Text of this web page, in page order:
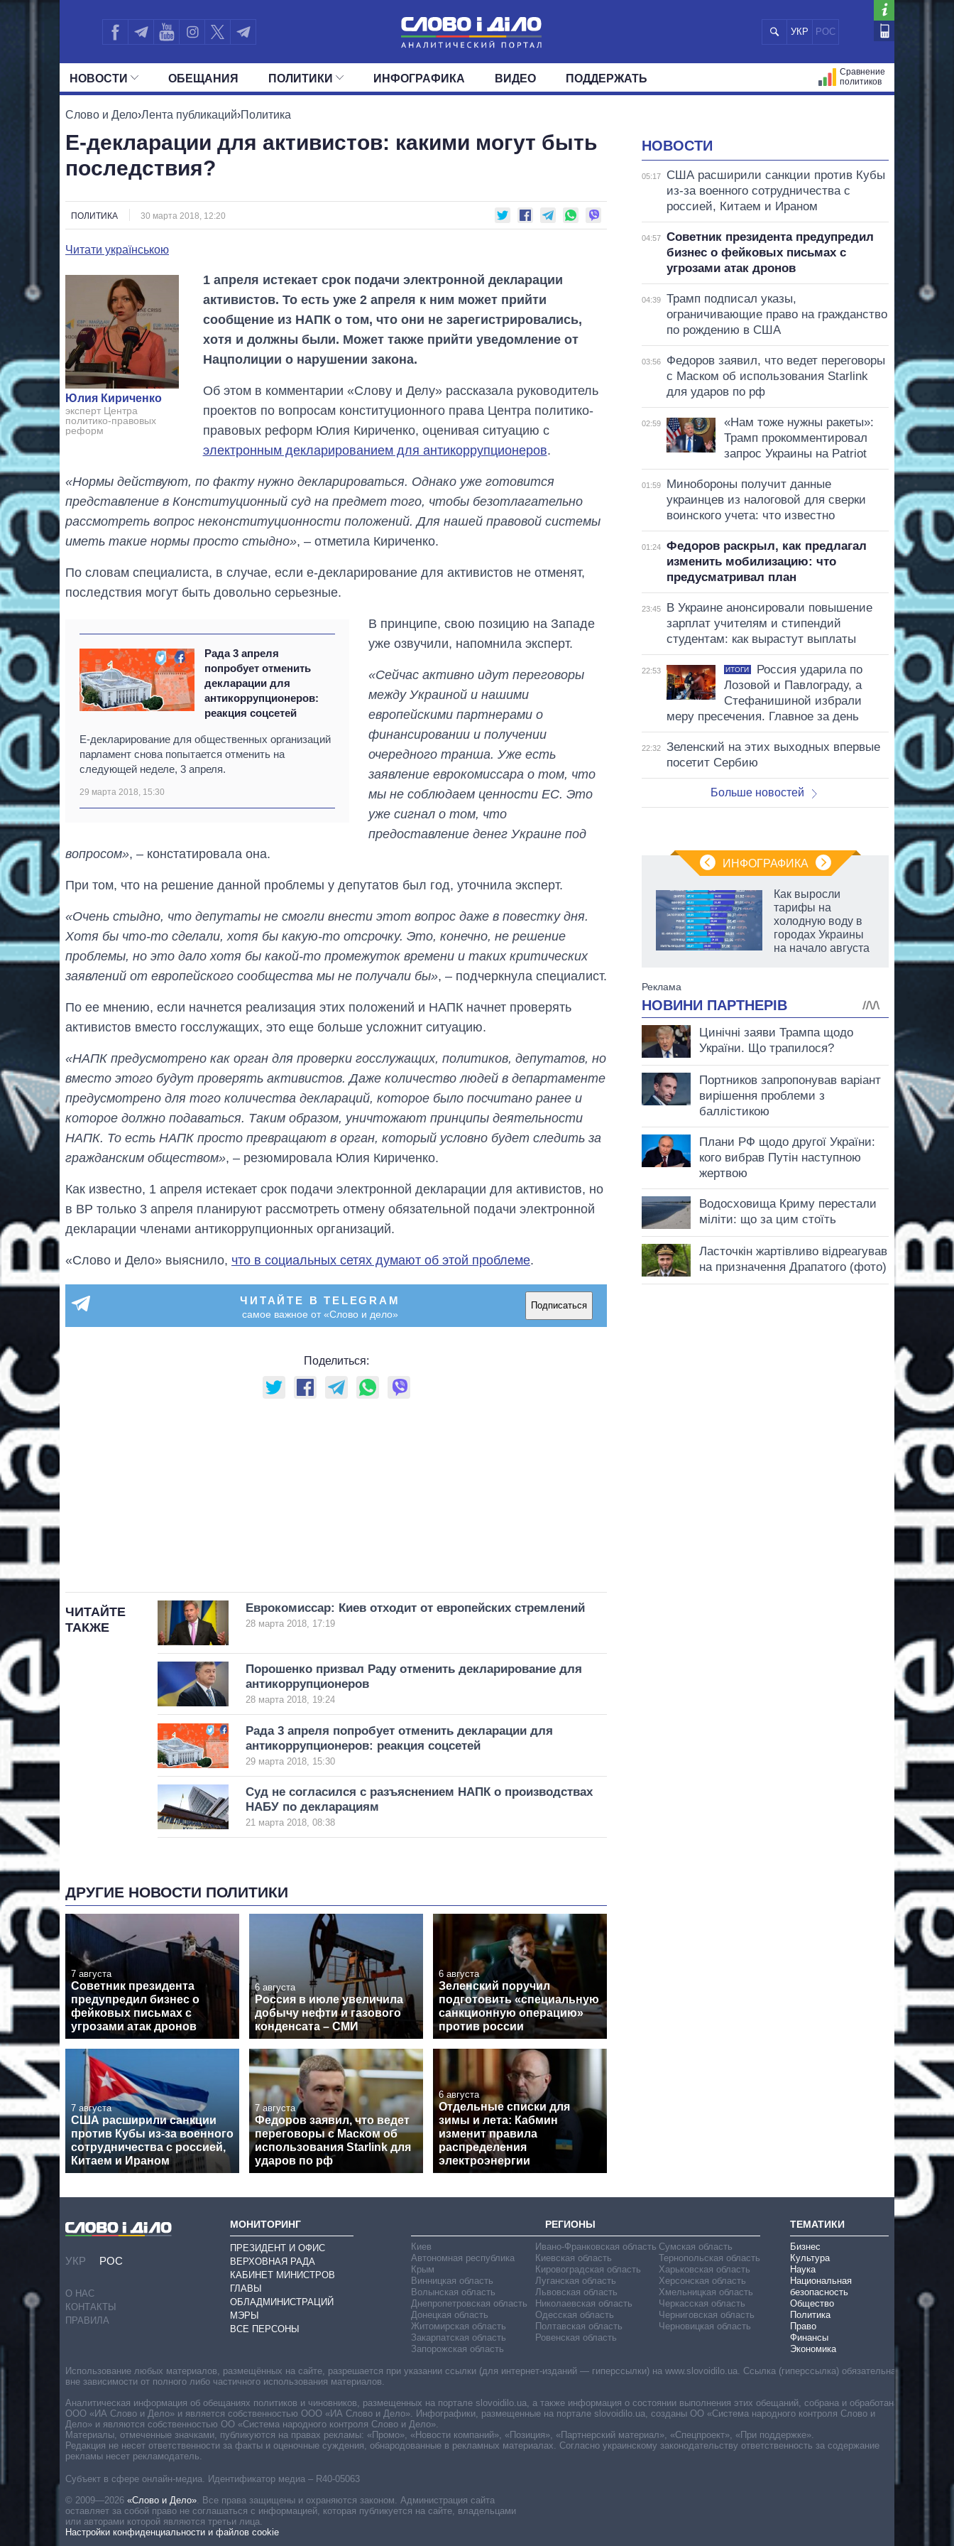
УКР РОС
НОВОСТИ
ПОЛИТИКА ЭКОНОМИКА ОБЩЕСТВО МИР
ОБЕЩАНИЯ ПОЛИТИКИ
ВСЕ ПОЛИТИКИ ПРЕЗИДЕНТ И ОФИС
ДЕПУТАТЫ КОМИТЕТЫ ФРАКЦИИ ОКРУГА
ИНФОГРАФИКА ВИДЕО ПОДДЕРЖАТЬ
Сравнение
политиков
Слово и Дело›Лента публикаций›Политика
Е-декларации для активистов: какими могут быть
последствия?
ПОЛИТИКА 30 марта 2018, 12:20
Читати українською
Юлия Кириченко
эксперт Центра
политико-правовых
реформ
1 апреля истекает срок подачи электронной декларации
активистов. То есть уже 2 апреля к ним может прийти
сообщение из НАПК о том, что они не зарегистрировались,
хотя и должны были. Может также прийти уведомление от
Нацполиции о нарушении закона.
Об этом в комментарии «Слову и Делу» рассказала руководитель
проектов по вопросам конституционного права Центра политико-
правовых реформ Юлия Кириченко, оценивая ситуацию с
электронным декларированием для антикоррупционеров.
«Нормы действуют, по факту нужно декларироваться. Однако уже готовится
представление в Конституционный суд на предмет того, чтобы безотлагательно
рассмотреть вопрос неконституционности положений. Для нашей правовой системы
иметь такие нормы просто стыдно», – отметила Кириченко.
По словам специалиста, в случае, если е-декларирование для активистов не отменят,
последствия могут быть довольно серьезные.
Рада 3 апреля
попробует отменить
декларации для
антикоррупционеров:
реакция соцсетей
Е-декларирование для общественных организаций
парламент снова попытается отменить на
следующей неделе, 3 апреля.
29 марта 2018, 15:30
В принципе, свою позицию на Западе
уже озвучили, напомнила эксперт.
«Сейчас активно идут переговоры
между Украиной и нашими
европейскими партнерами о
финансировании и получении
очередного транша. Уже есть
заявление еврокомиссара о том, что
мы не соблюдаем ценности ЕС. Это
уже сигнал о том, что
предоставление денег Украине под
вопросом», – констатировала она.
При том, что на решение данной проблемы у депутатов был год, уточнила эксперт.
«Очень стыдно, что депутаты не смогли внести этот вопрос даже в повестку дня.
Хотя бы что-то сделали, хотя бы какую-то отсрочку. Это, конечно, не решение
проблемы, но это дало хотя бы какой-то промежуток времени и таких критических
заявлений от европейского сообщества мы не получали бы», – подчеркнула специалист.
По ее мнению, если начнется реализация этих положений и НАПК начнет проверять
активистов вместо госслужащих, это еще больше усложнит ситуацию.
«НАПК предусмотрено как орган для проверки госслужащих, политиков, депутатов, но
вместо этого будут проверять активистов. Даже количество людей в департаменте
предусмотрено для того количества деклараций, которое было посчитано ранее и
которое должно подаваться. Таким образом, уничтожают принципы деятельности
НАПК. То есть НАПК просто превращают в орган, который условно будет следить за
гражданским обществом», – резюмировала Юлия Кириченко.
Как известно, 1 апреля истекает срок подачи электронной декларации для активистов, но
в ВР только 3 апреля планируют рассмотреть отмену обязательной подачи электронной
декларации членами антикоррупционных организаций.
«Слово и Дело» выяснило, что в социальных сетях думают об этой проблеме.
ЧИТАЙТЕ В TELEGRAM
самое важное от «Слово и дело»
Подписаться
Поделиться:
ЧИТАЙТЕ
ТАКЖЕ
Еврокомиссар: Киев отходит от европейских стремлений
28 марта 2018, 17:19
Порошенко призвал Раду отменить декларирование для
антикоррупционеров
28 марта 2018, 19:24
Рада 3 апреля попробует отменить декларации для
антикоррупционеров: реакция соцсетей
29 марта 2018, 15:30
Cуд не согласился с разъяснением НАПК о производствах
НАБУ по декларациям
21 марта 2018, 08:38
ДРУГИЕ НОВОСТИ ПОЛИТИКИ
7 августа
Советник президента
предупредил бизнес о
фейковых письмах с
угрозами атак дронов
6 августа
Россия в июле увеличила
добычу нефти и газового
конденсата – СМИ
6 августа
Зеленский поручил
подготовить «специальную
санкционную операцию»
против россии
7 августа
США расширили санкции
против Кубы из-за военного
сотрудничества с россией,
Китаем и Ираном
7 августа
Федоров заявил, что ведет
переговоры с Маском об
использования Starlink для
ударов по рф
6 августа
Отдельные списки для
зимы и лета: Кабмин
изменит правила
распределения
электроэнергии
НОВОСТИ
05:17
США расширили санкции против Кубы
из-за военного сотрудничества с
россией, Китаем и Ираном
04:57
Советник президента предупредил
бизнес о фейковых письмах с
угрозами атак дронов
04:39
Трамп подписал указы,
ограничивающие право на гражданство
по рождению в США
03:56
Федоров заявил, что ведет переговоры
с Маском об использования Starlink
для ударов по рф
02:59
«Нам тоже нужны ракеты»:
Трамп прокомментировал
запрос Украины на Patriot
01:59
Минобороны получит данные
украинцев из налоговой для сверки
воинского учета: что известно
01:24
Федоров раскрыл, как предлагал
изменить мобилизацию: что
предусматривал план
23:45
В Украине анонсировали повышение
зарплат учителям и стипендий
студентам: как вырастут выплаты
22:53 ИТОГИ
Россия ударила по
Лозовой и Павлограду, а
Стефанишиной избрали
меру пресечения. Главное за день
22:32
Зеленский на этих выходных впервые
посетит Сербию
Больше новостей
ИНФОГРАФИКА
Как за 10 лет
количество
поступающих в
магистратуру и
аспирантуру
Как выросли
тарифы на
холодную воду в
городах Украины
на начало августа
УКР РОС
О НАС
КОНТАКТЫ
ПРАВИЛА
МОНИТОРИНГ
ПРЕЗИДЕНТ И ОФИС
ВЕРХОВНАЯ РАДА
КАБИНЕТ МИНИСТРОВ
ГЛАВЫ
ОБЛАДМИНИСТРАЦИЙ
МЭРЫ
ВСЕ ПЕРСОНЫ
РЕГИОНЫ
Киев
Автономная республика
Крым
Винницкая область
Волынская область
Днепропетровская область
Донецкая область
Житомирская область
Закарпатская область
Запорожская область
Ивано-Франковская область
Киевская область
Кировоградская область
Луганская область
Львовская область
Николаевская область
Одесская область
Полтавская область
Ровенская область
Сумская область
Тернопольская область
Харьковская область
Херсонская область
Хмельницкая область
Черкасская область
Черниговская область
Черновицкая область
ТЕМАТИКИ
Бизнес
Культура
Наука
Национальная
безопасность
Общество
Политика
Право
Финансы
Экономика
Субъект в сфере онлайн-медиа. Идентификатор медиа – R40-05063
© 2009—2026 «Слово и Дело». Все права защищены и охраняются законом. Администрация сайта
оставляет за собой право не соглашаться с информацией, которая публикуется на сайте, владельцами
или авторами которой являются третьи лица.
Настройки конфиденциальности и файлов cookie
Использование любых материалов, размещённых на сайте, разрешается при указании ссылки (для интернет-изданий — гиперссылки) на www.slovoidilo.ua. Ссылка (гиперссылка) обязательна
вне зависимости от полного либо частичного использования материалов.
Аналитическая информация об обещаниях политиков и чиновников, размещенных на портале slovoidilo.ua, а также информация о состоянии выполнения этих обещаний, собрана и обработана
ООО «ИА Слово и Дело» и является собственностью ООО «ИА Слово и Дело». Инфографики, размещенные на портале slovoidilo.ua, созданы ОО «Система народного контроля Слово и
Дело» и являются собственностью ОО «Система народного контроля Слово и Дело».
Материалы, отмеченные значками, публикуются на правах рекламы: «Промо», «Новости компаний», «Позиция», «Партнерский материал», «Спецпроект», «При поддержке».
Редакция не несет ответственности за факты и оценочные суждения, обнародованные в рекламных материалах. Согласно украинскому законодательству ответственность за содержание
рекламы несет рекламодатель.